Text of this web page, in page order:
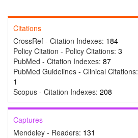
Citations
CrossRef - Citation Indexes: 184
Policy Citation - Policy Citations: 3
PubMed - Citation Indexes: 87
PubMed Guidelines - Clinical Citations:
1
Scopus - Citation Indexes: 208
Captures
Mendeley - Readers: 131